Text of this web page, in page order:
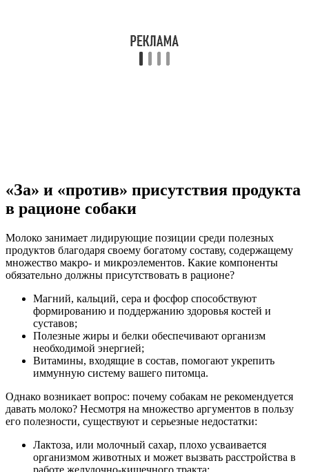
«За» и «против» присутствия продукта
в рационе собаки
Молоко занимает лидирующие позиции среди полезных
продуктов благодаря своему богатому составу, содержащему
множество макро- и микроэлементов. Какие компоненты
обязательно должны присутствовать в рационе?
Магний, кальций, сера и фосфор способствуют
формированию и поддержанию здоровья костей и
суставов;
Полезные жиры и белки обеспечивают организм
необходимой энергией;
Витамины, входящие в состав, помогают укрепить
иммунную систему вашего питомца.
Однако возникает вопрос: почему собакам не рекомендуется
давать молоко? Несмотря на множество аргументов в пользу
его полезности, существуют и серьезные недостатки:
Лактоза, или молочный сахар, плохо усваивается
организмом животных и может вызвать расстройства в
работе желудочно-кишечного тракта;